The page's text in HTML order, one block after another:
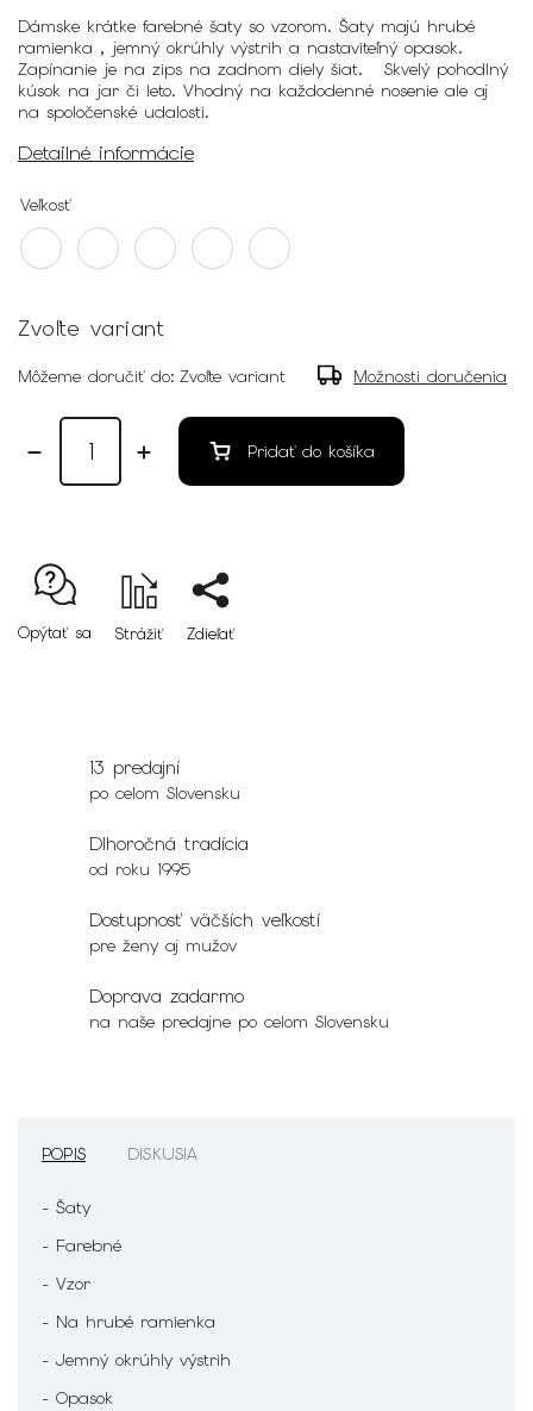
Dámske krátke farebné šaty so vzorom. Šaty majú hrubé
ramienka , jemný okrúhly výstrih a nastaviteľný opasok.
Zapínanie je na zips na zadnom diely šiat.
Skvelý pohodlný
kúsok na jar či leto. Vhodný na každodenné nosenie ale aj
na spoločenské udalosti.
Detailné informácie
Veľkosť
Zvoľte variant
Môžeme doručiť do: Zvoľte variant Možnosti doručenia
Pridať do košíka
Opýtať sa Strážiť Zdieľať
13 predajní
po celom Slovensku
Dlhoročná tradícia
od roku 1995
Dostupnosť väčších veľkostí
pre ženy aj mužov
Doprava zadarmo
na naše predajne po celom Slovensku
POPIS DISKUSIA
- Šaty
- Farebné
- Vzor
- Na hrubé ramienka
- Jemný okrúhly výstrih
- Opasok